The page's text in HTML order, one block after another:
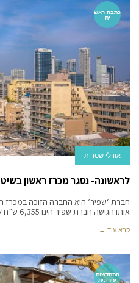
כתבה ראש
ית
אורלי שטרית
לראשונה- נסגר מכרז ראשון
חברת ‘שפיר’ היא החברה הזוכה במכרז
אותו הגישה חברת שפיר הינו 6,355 ש”ח למ”ר לא
קרא עוד ←
התחדשות
עירונית